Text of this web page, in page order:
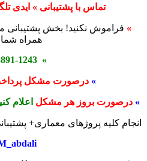
تماس با پشتیبانی » ایدی
» فراموش نکنید! بخش پشتیبانی
همراه
» 0916-891-1243
» درصورت مشکل
» درصورت بروز هر مشکل اعلام
انجام کلیه پروژهای معماری+